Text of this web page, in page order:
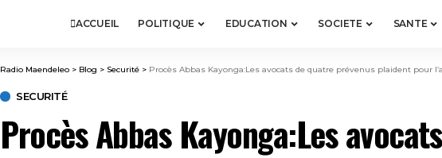
ACCUEIL POLITIQUE EDUCATION SOCIETE SANTE
Radio Maendeleo > Blog > Securité > Procès Abbas Kayonga:Les avocats de quatre prévenus plaident pour
SECURITÉ
Procès Abbas Kayonga:Les